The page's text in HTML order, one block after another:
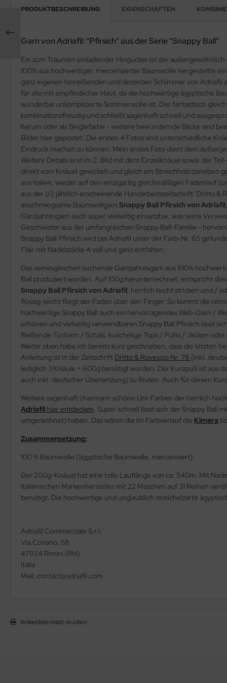
PRODUKTBESCHREIBUNG EIGENSCHAFTEN
Garn von Adriafil: "Pfirsich" aus der Serie "Snappy Ball"
Ein zum Träumen einladender Hingucker ist der
100% aus hochwertiger, mercerisierter Baumwolle hergestellte
ganz eigenen hinreißenden und dezenten Schimmer von Adriafil
für alle mit empfindlicher Haut, da die hochwertige ägyptische
wunderbar unkomplizierte Sommerwolle ist. Der fantastisch
kombinationsfreudig und schließt sagenhaft schnell und
herum oder als Singlefarbe - weitere bewundernde Blicke sind
Bilder hier gepostet. Die ersten 4 Fotos sind unterschiedliche
Eindruck machen zu können. Mein erstes Foto dient dem
Weitere Details sind im 2. Bild mit dem Einzelknäuel sowie der
direkt vom Knäuel gewickelt und gleich ein Streichholz daneben
aus Italien, wieder auf den einzigartig gleichmäßigen Fadenlauf
aus der 1/2 jährlich erscheinende Handarbeitszeitschrift "Dritto
anschmiegsame Baumwollgarn Snappy Ball Pfirsich von Adriafil
Ganzjahresgarn auch super vielseitig einsetzbar, was seine
Geschwister aus der umfangreichen Snappy Ball-Familie -
Snappy Ball Pfirsich wird bei Adriafil unter der Farb-Nr. 65
Flair mit Nadelstärke 4 voll und ganz entfalten.
Das seinesgleichen suchende Ganzjahresgarn aus 100%
Ball produziert worden. Auf 100g herunterrechnet, entspricht
Snappy Ball Pfirsich von Adriafil , herrlich leicht stricken und /
flüssig-leicht fliegt der Faden über den Finger. So kommt die
hochwertige Snappy Ball auch ein hervorragendes Web-Garn /
schönen und vielseitig verwendbaren Snappy Ball Pfirsich lässt
fließende Tüchern / Schals, kuschelige Tops / Pullis / Jacken
Weiter oben habe ich bereits kurz geschrieben, dass die letzten
Anleitung ist in der Zeitschrift Dritto & Rovescio Nr. 76 (inkl.
lediglich 3 Knäule = 600g benötigt worden. Der Kurzpulli ist aus
auch inkl. deutscher Übersetzung) zu finden. Auch für diesen
Weitere sagenhaft charmant-schöne Uni-Farben der herrlich
Adriafil hier entdecken . Super schnell lässt sich der Snappy
umgerechnet) haben. Das wären die im Farbverlauf die Kimera
Zusammensetzung:
100 % Baumwolle (ägyptische Baumwolle, mercerisiert)
Der 200g-Knäuel hat eine tolle Lauflänge von ca. 540m. Mit
italienischen Markenhersteller mit 22 Maschen auf 31 Reihen
benötigt. Die hochwertige und unglaublich streichelzarte
Adriafil Commerciale S.r.l.
Via Coriano, 58
47924 Rimini (RN)
Italia
Mail: contact@adriafil.com
Artikeldatenblatt drucken